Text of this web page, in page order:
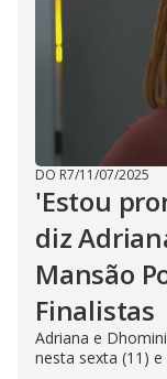
DO R7/11/07/2025
'Estou
diz
Mansão
Finalistas
Adriana e
nesta sexta (11)